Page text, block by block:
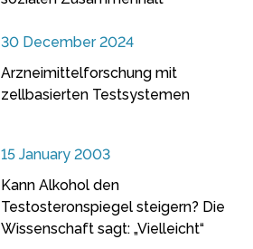
30 December 2024
Arzneimittelforschung mit
zellbasierten Testsystemen
15 January 2003
Kann Alkohol den
Testosteronspiegel steigern? Die
Wissenschaft sagt: „Vielleicht“